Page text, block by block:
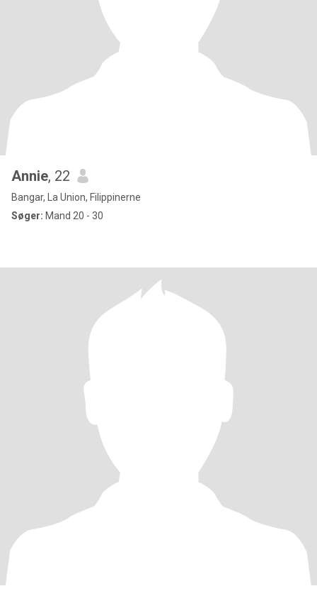
Annie, 22
Bangar, La Union, Filippinerne
Søger: Mand 20 - 30